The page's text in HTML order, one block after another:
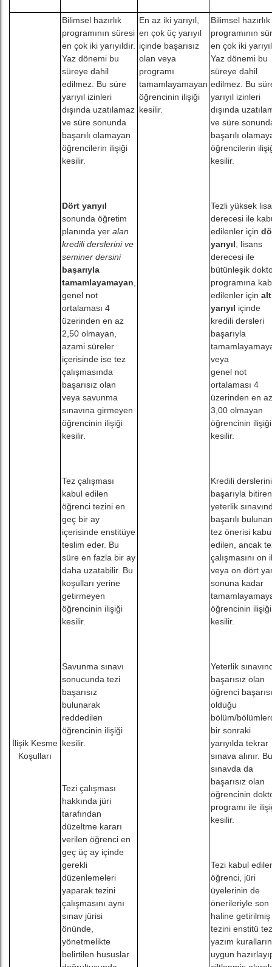
İlişik Kesme
Koşulları
Bilimsel hazırlık
programının süresi
en çok iki yarıyıldır.
Yaz dönemi bu
süreye dahil
edilmez. Bu süre
yarıyıl izinleri
dışında uzatılamaz
ve süre sonunda
başarılı olamayan
öğrencilerin ilişiği
kesilir.
Dört yarıyıl
sonunda öğretim
planında yer alan
kredili derslerini ve
seminer dersini
başarıyla
tamamlayamayan
genel not
ortalaması 4
üzerinden en az
2,50 olmayan,
azami süreler
içerisinde ise tez
çalışmasında
başarısız olan
veya savunma
sınavına girmeyen
öğrencinin ilişiği
kesilir.
Tez çalışması
kabul edilen
öğrenci tezini en
geç bir ay
içerisinde enstitüye
teslim eder. Bu
süre en fazla bir ay
daha uzatabilir. Bu
koşulları yerine
getirmeyen
öğrencinin ilişiği
kesilir.
Savunma sınavı
sonucunda tezi
başarısız
bulunarak
reddedilen
öğrencinin ilişiği
kesilir.
Tezi çalışması
hakkında jüri
tarafından
düzeltme kararı
verilen öğrenci en
geç üç ay içinde
gerekli
düzenlemeleri
yaparak tezini
çalışmasını aynı
sınav jürisi
önünde,
yönetmelikte
belirtilen hususlar
En az iki yarıyıl,
en çok üç yarıyıl
içinde başarısız
olan veya
programı
tamamlayamayan
öğrencinin ilişiği
kesilir.
Bilimsel hazırlık
programının
en çok iki
Yaz dönemi bu
süreye dahil
edilmez. Bu
yarıyıl izinleri
dışında
ve süre
başarılı
öğrencilerin
kesilir.
Tezli yüksek
derecesi ile
edilenler için
yarıyıl , lisans
derecesi ile
bütünleşik
programına
edilenler için
yarıyıl içinde
kredili dersleri
başarıyla
veya
genel not
ortalaması 4
üzerinden en az
3,00 olmayan
öğrencinin ilişiği
kesilir.
Kredili derslerini
başarıyla
yeterlik
başarılı
tez önerisi
edilen, ancak
çalışmasını on
veya on dört
sonuna kadar
öğrencinin ilişiği
kesilir.
Yeterlik
başarısız olan
öğrenci
olduğu
bölüm/
bir sonraki
yarıyılda tekrar
sınava alınır. Bu
sınavda da
başarısız olan
öğrencinin
programı ile
kesilir.
Tezi kabul
öğrenci, jüri
üyelerinin de
önerileriyle son
haline getirilmiş
tezini enstitü tez
yazım
uygun